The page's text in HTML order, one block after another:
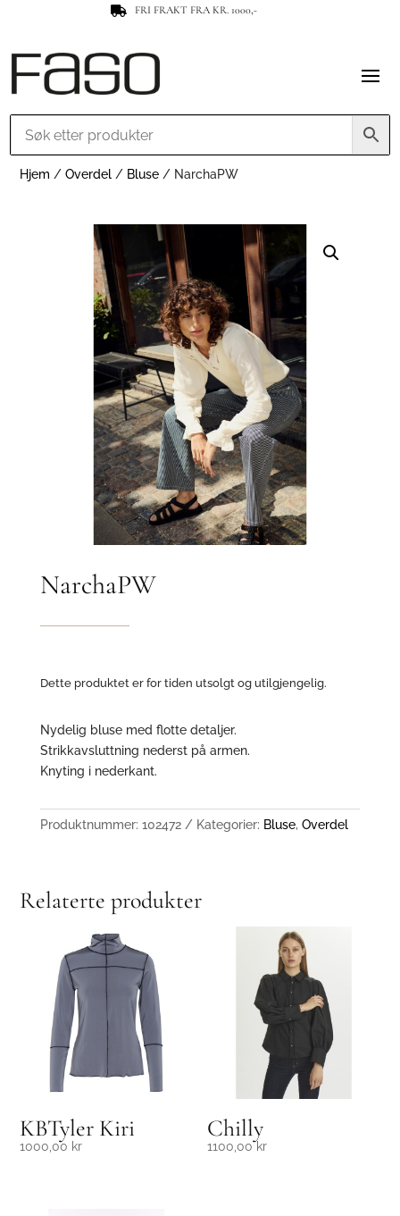
 FRI FRAKT FRA KR. 1000,-
Hjem /Overdel / Bluse / NarchaPW
NarchaPW
Dette produktet er for tiden utsolgt og utilgjengelig.
Nydelig bluse med flotte detaljer.
Strikkavsluttning nederst på armen.
Knyting i nederkant.
Produktnummer: 102472 Kategorier: Bluse, Overdel
Relaterte produkter
KBTyler Kiri
1000,00 kr
Chilly
1100,00kr